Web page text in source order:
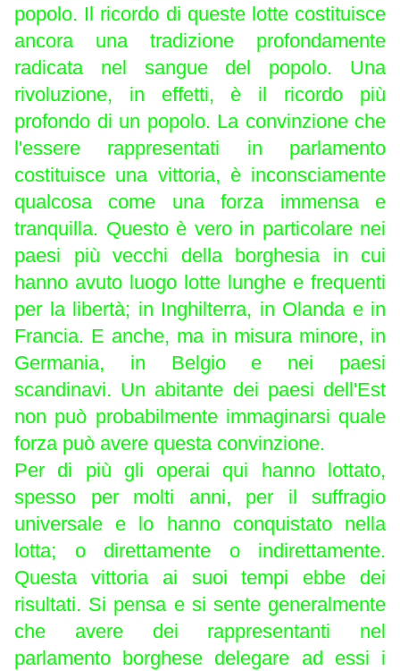
popolo. Il ricordo di queste lotte costituisce
ancora una tradizione profondamente
radicata nel sangue del popolo. Una
rivoluzione, in effetti, è il ricordo più
profondo di un popolo. La convinzione che
l'essere rappresentati in parlamento
costituisce una vittoria, è inconsciamente
qualcosa come una forza immensa e
tranquilla. Questo è vero in particolare nei
paesi più vecchi della borghesia in cui
hanno avuto luogo lotte lunghe e frequenti
per la libertà; in Inghilterra, in Olanda e in
Francia. E anche, ma in misura minore, in
Germania, in Belgio e nei paesi
scandinavi. Un abitante dei paesi dell'Est
non può probabilmente immaginarsi quale
forza può avere questa convinzione.
Per di più gli operai qui hanno lottato,
spesso per molti anni, per il suffragio
universale e lo hanno conquistato nella
lotta; o direttamente o indirettamente.
Questa vittoria ai suoi tempi ebbe dei
risultati. Si pensa e si sente generalmente
che avere dei rappresentanti nel
parlamento borghese delegare ad essi i